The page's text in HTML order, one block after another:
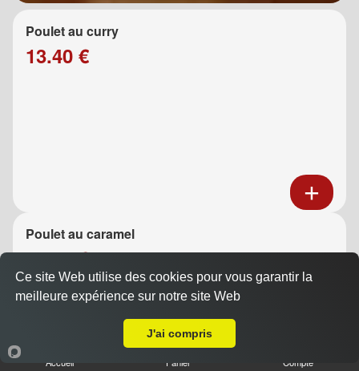
Poulet au curry
13.40 €
Poulet au caramel
13.40 €
Accueil Panier Compte
Ce site Web utilise des cookies pour vous garantir la
meilleure expérience sur notre site Web
J'ai compris